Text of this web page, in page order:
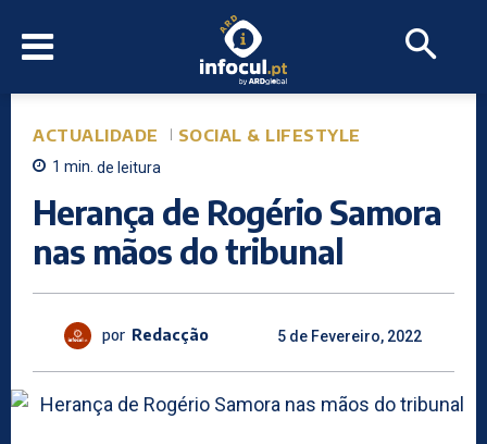
ACTUALIDADE SOCIAL & LIFESTYLE
1 min. de leitura
Herança de Rogério Samora
nas mãos do tribunal
por Redacção 5 de Fevereiro, 2022